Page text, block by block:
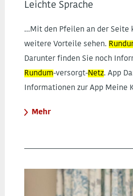
Leichte Sprache
...Mit den Pfeilen an der Seite
weitere Vorteile sehen.
Darunter finden Sie noch
Rundum-versorgt-Netz. App
Informationen zur App Meine
Mehr